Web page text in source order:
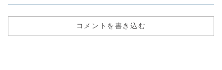
コメントを書き込む